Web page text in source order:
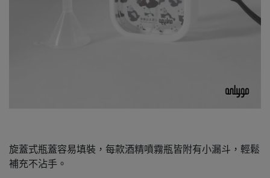
旋蓋式瓶蓋容易填裝，每款酒精噴霧瓶皆附有小漏斗，輕鬆
補充不沾手。